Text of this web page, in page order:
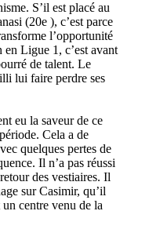
S’il est placé au
(20e ), c’est parce
l’opportunité
en Ligue 1, c’est avant
de talent. Le
lui faire perdre ses
eu la saveur de ce
Cela a de
quelques pertes de
Il n’a pas réussi
des vestiaires. Il
sur Casimir, qu’il
centre venu de la